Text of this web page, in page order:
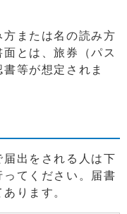
または名の読み方
とは、旅券（パス
等が想定されま
出をされる人は下
てください。届書
ります。